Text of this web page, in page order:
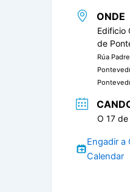
ONDE
Edificio
de
Rúa
O 17
Engadir a
Calendar